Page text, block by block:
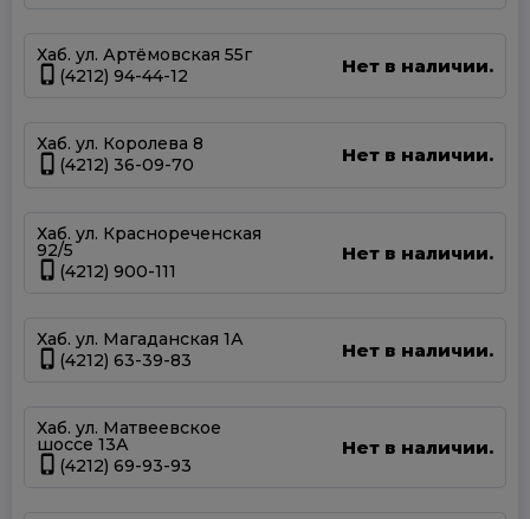
Хаб. ул. Артёмовская 55г
(4212) 94-44-12
Нет в наличии.
Хаб. ул. Королева 8
(4212) 36-09-70
Нет в наличии.
Хаб. ул. Краснореченская
92/5
(4212) 900-111
Нет в наличии.
Хаб. ул. Магаданская 1А
(4212) 63-39-83
Нет в наличии.
Хаб. ул. Матвеевское
шоссе 13А
(4212) 69-93-93
Нет в наличии.